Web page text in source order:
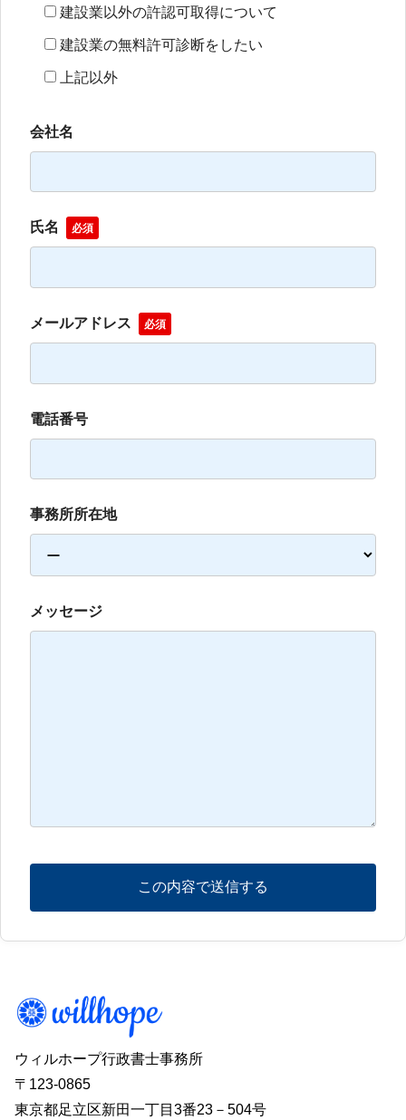
建設業以外の許認可取得について
建設業の無料許可診断をしたい
上記以外
会社名
氏名 必須
メールアドレス 必須
電話番号
事務所所在地
メッセージ
ウィルホープ行政書士事務所
〒123-0865
東京都足立区新田一丁目3番23－504号